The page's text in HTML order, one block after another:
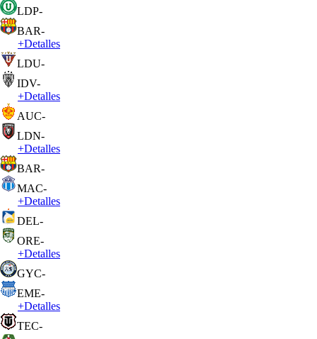
LDP-
BAR-
+Detalles
LDU-
IDV-
+Detalles
AUC-
LDN-
+Detalles
BAR-
MAC-
+Detalles
DEL-
ORE-
+Detalles
GYC-
EME-
+Detalles
TEC-